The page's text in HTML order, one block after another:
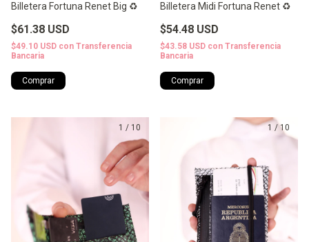
Billetera Fortuna Renet Big ♻️
$61.38 USD
$49.10 USD con Transferencia
Bancaria
Comprar
Billetera Midi Fortuna Renet ♻️
$54.48 USD
$43.58 USD con Transferencia
Bancaria
Comprar
1 / 10 1 /10